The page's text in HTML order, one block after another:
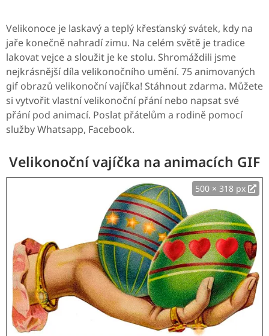
Velikonoce je laskavý a teplý křesťanský svátek, kdy na
jaře konečně nahradí zimu. Na celém světě je tradice
lakovat vejce a sloužit je ke stolu. Shromáždili jsme
nejkrásnější díla velikonočního umění. 75 animovaných
gif obrazů velikonoční vajíčka! Stáhnout zdarma. Můžete
si vytvořit vlastní velikonoční přání nebo napsat své
přání pod animací. Poslat přátelům a rodině pomocí
služby Whatsapp, Facebook.
Velikonoční vajíčka na animacích GIF
500 × 318 px